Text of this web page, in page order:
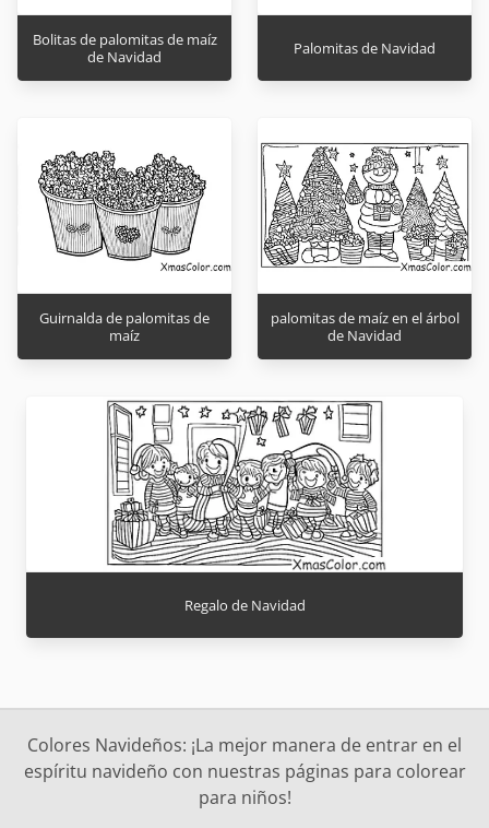
Bolitas de palomitas de maíz
de Navidad
Palomitas de Navidad
Guirnalda de palomitas de
maíz
palomitas de maíz en el árbol
de Navidad
Regalo de Navidad
Colores Navideños: ¡La mejor manera de entrar en el
espíritu navideño con nuestras páginas para colorear
para niños!